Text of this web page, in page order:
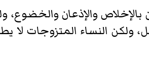
والإذعان والخضوع،
ولكن النساء المتزوجات لا